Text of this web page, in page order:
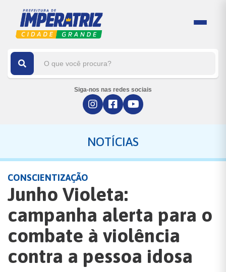
Siga-nos nas redes sociais
NOTÍCIAS
CONSCIENTIZAÇÃO
Junho Violeta:
campanha alerta para o
combate à violência
contra a pessoa idosa